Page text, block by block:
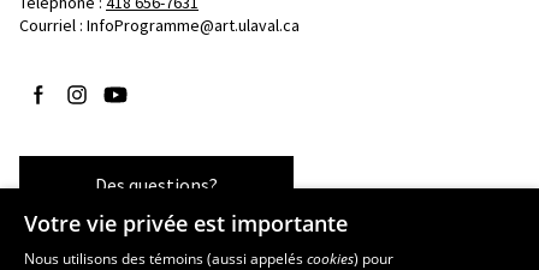
Courriel : InfoProgramme@art.ulaval.ca
Suivez-nous sur Facebook
Suivez-nous sur Instagram
Suivez-nous sur YouTube
Des questions?
Votre vie privée est importante
Nous utilisons des témoins (aussi appeléscookies) pour